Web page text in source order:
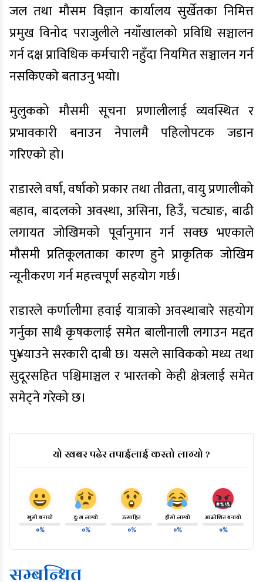
जल तथा मौसम विज्ञान कार्यालय सुर्खेतका निमित्त
प्रमुख विनोद पराजुलीले नयाँखालको प्रविधि सञ्चालन
गर्न दक्ष प्राविधिक कर्मचारी नहुँदा नियमित सञ्चालन गर्न
नसकिएको बताउनु भयो।
मुलुकको मौसमी सूचना प्रणालीलाई व्यवस्थित र
प्रभावकारी बनाउन नेपालमै पहिलोपटक जडान
गरिएको हो।
राडारले वर्षा, वर्षाको प्रकार तथा तीव्रता, वायु प्रणालीको
बहाव, बादलको अवस्था, असिना, हिउँ, चट्याङ, बाढी
लगायत जोखिमको पूर्वानुमान गर्न सक्छ भएकाले
मौसमी प्रतिकूलताका कारण हुने प्राकृतिक जोखिम
न्यूनीकरण गर्न महत्त्वपूर्ण सहयोग गर्छ।
राडारले कर्णालीमा हवाई यात्राको अवस्थाबारे सहयोग
गर्नुका साथै कृषकलाई समेत बालीनाली लगाउन मद्दत
पु¥याउने सरकारी दाबी छ। यसले साविकको मध्य तथा
सुदूरसहित पश्चिमाञ्चल र भारतको केही क्षेत्रलाई समेत
समेट्ने गरेको छ।
यो खबर पढेर तपाईलाई कस्तो लाग्यो ?
खुसी बनायो
०%
दु:ख लाग्यो
०%
उत्साहित
०%
हाँसो लाग्यो
०%
आक्रोशित बनायो
०%
सम्बन्धित